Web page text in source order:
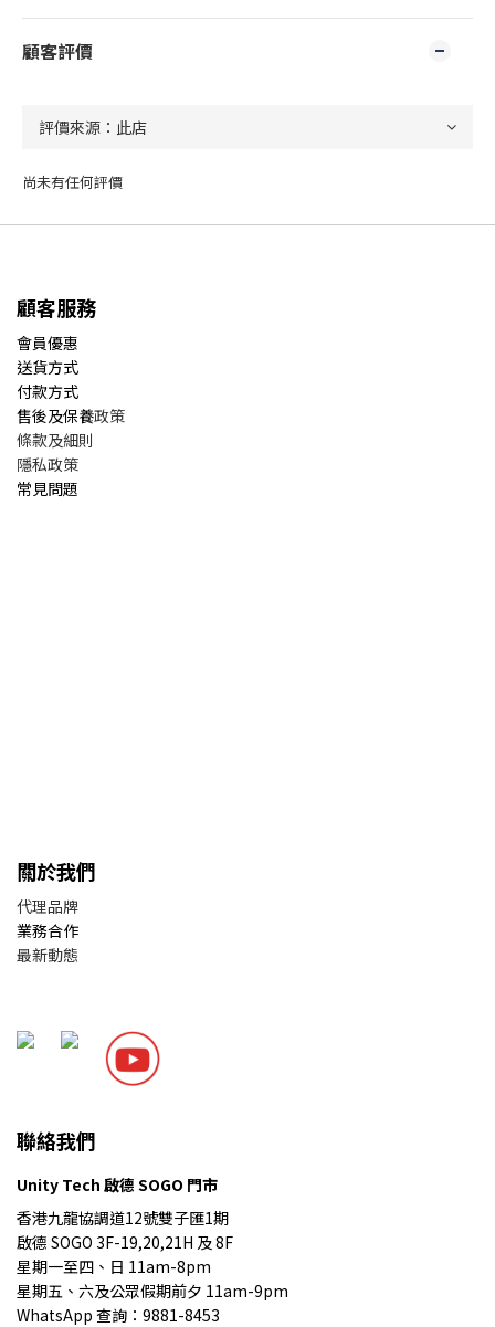
顧客評價
尚未有任何評價
顧客服務
會員優惠
送貨方式
付款方式
售後及保養政策
條款及細則
隱私政策
常見問題
關於我們
代理品牌
業務合作
最新動態
聯絡我們
Unity Tech 啟德 SOGO 門市
香港九龍協調道12號雙子匯1期
啟德 SOGO 3F-19,20,21H 及 8F
星期一至四、日 11am-8pm
星期五、六及公眾假期前夕 11am-9pm
WhatsApp 查詢：9881-8453